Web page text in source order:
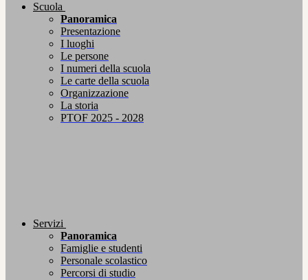
Scuola
Panoramica
Presentazione
I luoghi
Le persone
I numeri della scuola
Le carte della scuola
Organizzazione
La storia
PTOF 2025 - 2028
Servizi
Panoramica
Famiglie e studenti
Personale scolastico
Percorsi di studio